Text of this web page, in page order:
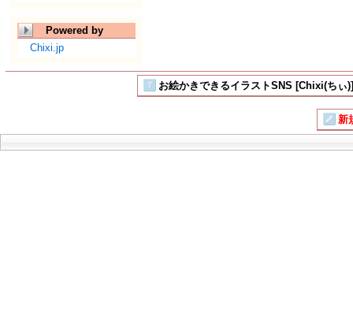
Powered by
Chixi.jp
お絵かきできるイラストSNS [Chixi(ちぃ
新